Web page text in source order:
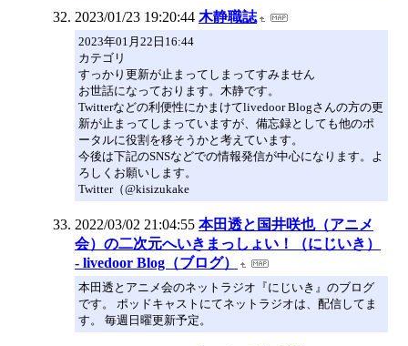
2023/01/23 19:20:44 木静職誌
2023年01月22日16:44
カテゴリ
すっかり更新が止まってしまってすみません
お世話になっております。木静です。
Twitterなどの利便性にかまけてlivedoor Blogさんの方の更
新が止まってしまっていますが、備忘録としても他のポ
ータルに役割を移そうかと考えています。
今後は下記のSNSなどでの情報発信が中心になります。よ
ろしくお願いします。
Twitter（@kisizukake
2022/03/02 21:04:55 本田透と国井咲也（アニメ
会）の二次元へいきまっしょい！（にじいき）
- livedoor Blog（ブログ）
本田透とアニメ会のネットラジオ『にじいき』のブログ
です。 ポッドキャストにてネットラジオは、配信してま
す。 毎週日曜更新予定。